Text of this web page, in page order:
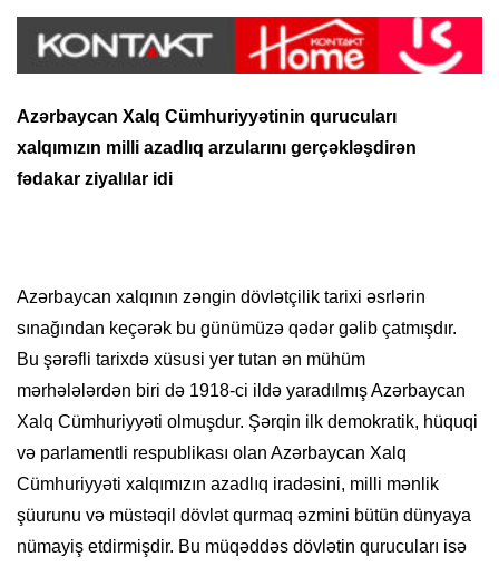
Azərbaycan Xalq Cümhuriyyətinin qurucuları
xalqımızın milli azadlıq arzularını gerçəkləşdirən
fədakar ziyalılar idi
Azərbaycan xalqının zəngin dövlətçilik tarixi əsrlərin
sınağından keçərək bu günümüzə qədər gəlib çatmışdır.
Bu şərəfli tarixdə xüsusi yer tutan ən mühüm
mərhələlərdən biri də 1918-ci ildə yaradılmış Azərbaycan
Xalq Cümhuriyyəti olmuşdur. Şərqin ilk demokratik, hüquqi
və parlamentli respublikası olan Azərbaycan Xalq
Cümhuriyyəti xalqımızın azadlıq iradəsini, milli mənlik
şüurunu və müstəqil dövlət qurmaq əzmini bütün dünyaya
nümayiş etdirmişdir. Bu müqəddəs dövlətin qurucuları isə